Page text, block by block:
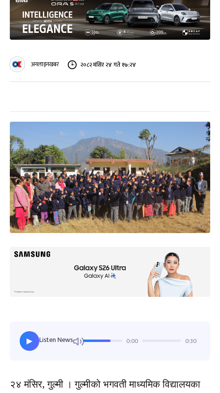
अनलाइनखबर २०८२ मंसिर २४ गते १७:२४
▶ Listen News 0:00 0:30
२४ मंसिर,गुल्मी । गुल्मीको भगवती माध्यमिक विद्यालयका